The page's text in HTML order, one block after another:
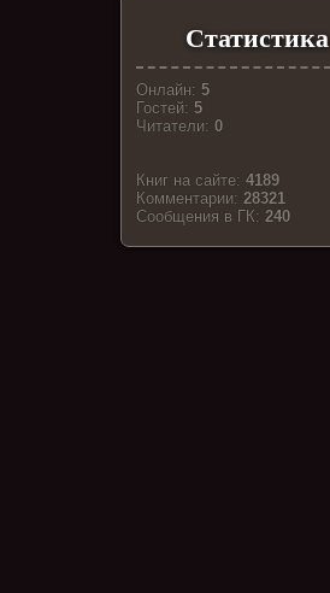
Статистика
Онлайн: 5
Гостей: 5
Читатели:0
Книг на сайте:4189
Комментарии:28321
Cообщения в ГК:240